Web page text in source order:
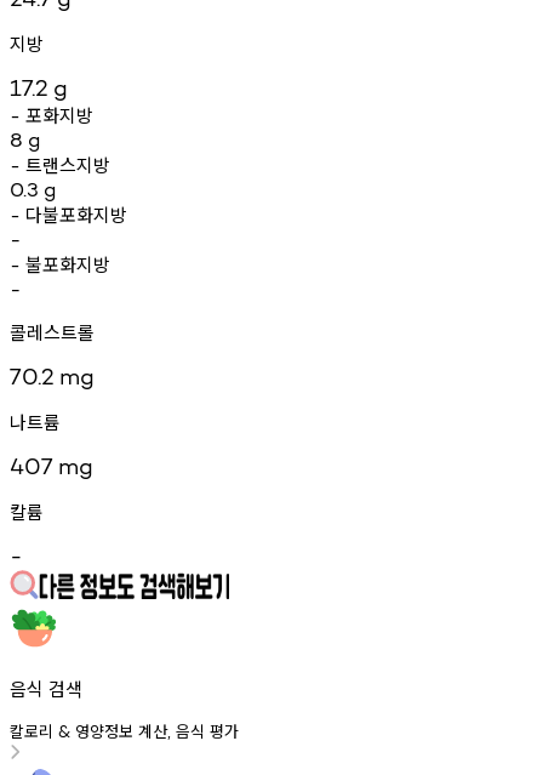
지방
17.2 g
- 포화지방
8 g
- 트랜스지방
0.3 g
- 다불포화지방
-
- 불포화지방
-
콜레스트롤
70.2 mg
나트륨
407 mg
칼륨
-
음식 검색
칼로리 & 영양정보 계산, 음식 평가